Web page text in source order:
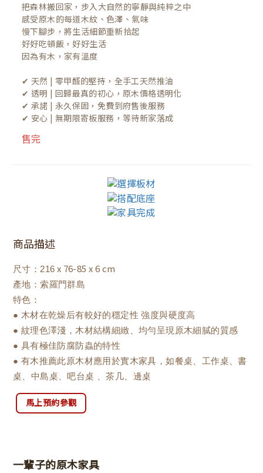
把森林搬回家，步入大自然的寧靜與純粹之中
感受原木的每道木紋、色澤、氣味
慢下腳步，將生活細節重新拾起
好好吃頓飯，好好生活
因為有木，家有溫度
✔ 天然 | 零甲醛的堅持，全手工天然推油
✔ 透明 | 回歸最真的初心，原木價格透明化
✔ 承諾 | 永久保固，免費到府售後服務
✔ 安心 | 無期限寄板服務，等待新家落成
售完
商品描述
尺寸：216 x 76-85 x 6 cm
產地：索羅門群島
特色：
● 木材在乾燥后有較好的穩定性 強度與硬度高
● 紋理色澤淺，木材結構細緻、均勻呈現原木細膩的質感
● 具有極佳防腐防蟲的特性
● 有木推薦此原木材應用於實木家具，如餐桌、工作桌、書
桌、中島桌、吧台桌 、茶几、邊桌
馬上預約參觀
一輩子的原木家具